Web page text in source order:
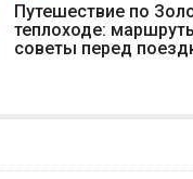
Путешествие по
теплоходе:
советы перед